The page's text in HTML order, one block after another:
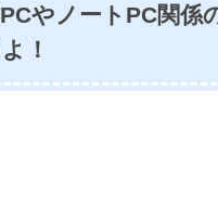
やノートPC関係
！